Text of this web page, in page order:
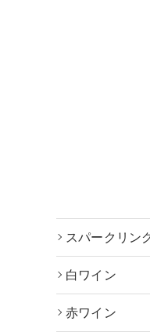
スパークリン
白ワイン
赤ワイン